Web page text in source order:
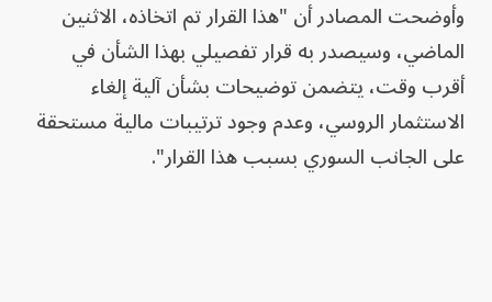
وأوضحت المصادر أن "هذا القرار تم اتخاذه، الاثنين
الماضي، وسيصدر به قرار تفصيلي بهذا الشأن في
أقرب وقت، يتضمن توضيحات بشأن آلية إلغاء
الاستثمار الروسي، وعدم وجود ترتيبات مالية مستحقة
على الجانب السوري بسبب هذا القرار".